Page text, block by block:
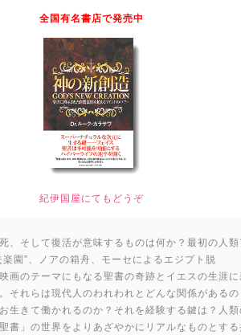
全国有名書店で発売中
紀伊国屋にてもどうぞ
、そして復活が意味するものは何か？最初の人
楽園”、ノアの箱舟、モーセによるエジプト脱
画のテーマにもなる聖書の奇跡とイエスの生涯
それらは現代人のわれわれとどんな関係があるの
生きて働かれるのか？それを経験する鍵は？人
書」の世界をよりあざやかにリアルなものとす